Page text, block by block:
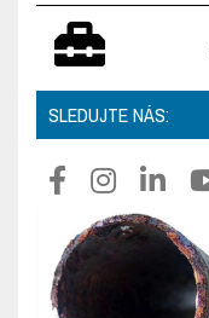
SLEDUJTE NÁS: